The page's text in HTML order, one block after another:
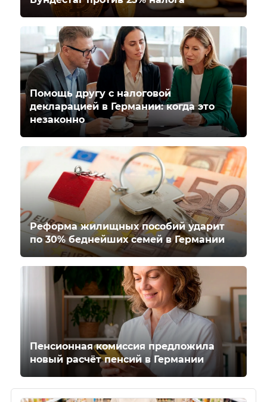
Помощь другу с налоговой
декларацией в Германии: когда это
незаконно
Реформа жилищных пособий ударит
по 30% беднейших семей в Германии
Пенсионная комиссия предложила
новый расчёт пенсий в Германии